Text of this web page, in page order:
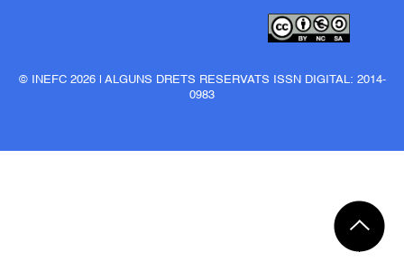
© INEFC 2026 | ALGUNS DRETS RESERVATS ISSN DIGITAL: 2014-
0983